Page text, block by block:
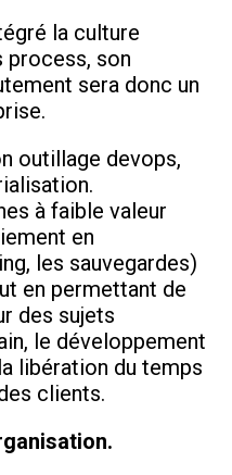
la culture
process, son
sera donc un
outillage devops,
à faible valeur
en
les sauvegardes)
en permettant de
des sujets
le développement
libération du temps
clients.